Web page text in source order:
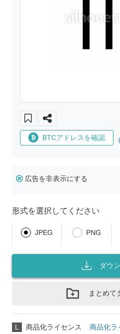
BTCアドレスを確認
広告を非表示にする
形式を選択してください
JPEG PNG
ダウ
まとめて
L 商品化ライセンス 商品化ラ